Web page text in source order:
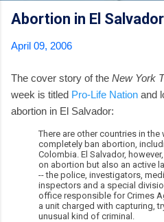
Abortion in El Salvador
April 09, 2006
The cover story of the New York
week is titled Pro-Life Nation and
abortion in El Salvador:
There are other countries in the
completely ban abortion,
Colombia. El Salvador,
on abortion but also an active
-- the police, investigators,
inspectors and a special
office responsible for Crimes
a unit charged with capturing,
unusual kind of criminal.